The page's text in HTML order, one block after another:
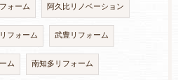
ォーム 阿久比リノベーション
フォーム 武豊リフォーム
ム 南知多リフォーム